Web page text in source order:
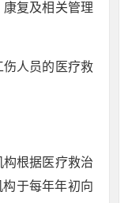
复及相关管理
人员的医疗救
根据医疗救治
于每年年初向